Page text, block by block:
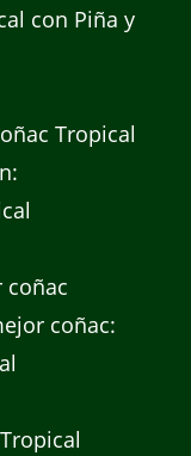
con Piña y
Tropical
coñac
coñac: